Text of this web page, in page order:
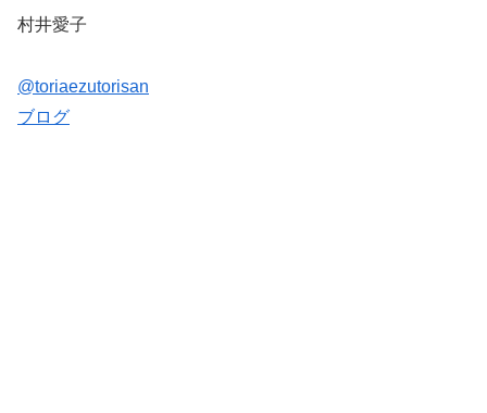
村井愛子
@toriaezutorisan
ブログ